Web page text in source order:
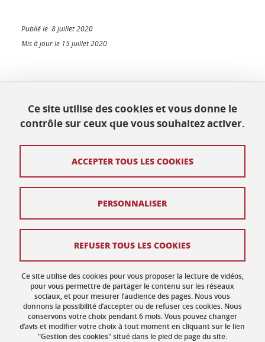
Publié le 8 juillet 2020
Mis à jour le 15 juillet 2020
Maison des Langues et des Cultures
Université Grenoble Alpes
BP 25
Tél. +33 (0) 4 76 82 77 48
Crédits
Données personnelles
Gestion des cookies
Accessibilité : non conforme
Ce site utilise des cookies et vous donne le
contrôle sur ceux que vous souhaitez activer.
Ce site utilise des cookies pour vous proposer la lecture de vidéos,
pour vous permettre de partager le contenu sur les réseaux
sociaux, et pour mesurer l’audience des pages. Nous vous
donnons la possibilité d’accepter ou de refuser ces cookies. Nous
conservons votre choix pendant 6 mois. Vous pouvez changer
d’avis et modifier votre choix à tout moment en cliquant sur le lien
"Gestion des cookies" situé dans le pied de page du site.
ACCEPTER TOUS LES COOKIES
REFUSER TOUS LES COOKIES
PERSONNALISER